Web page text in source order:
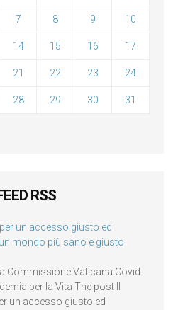
7 8 9 10
14 15 16 17
21 22 23 24
28 29 30 31
RSS
un accesso giusto ed
mondo più sano e giusto
Commissione Vaticana Covid-
per la Vita The post Il
un accesso giusto ed